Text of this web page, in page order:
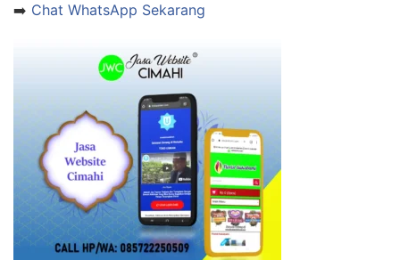
➡️ Chat WhatsApp Sekarang